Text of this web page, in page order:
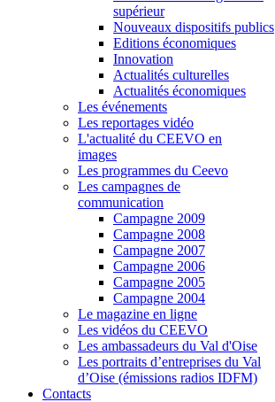
supérieur
Nouveaux dispositifs publics
Editions économiques
Innovation
Actualités culturelles
Actualités économiques
Les événements
Les reportages vidéo
L'actualité du CEEVO en
images
Les programmes du Ceevo
Les campagnes de
communication
Campagne 2009
Campagne 2008
Campagne 2007
Campagne 2006
Campagne 2005
Campagne 2004
Le magazine en ligne
Les vidéos du CEEVO
Les ambassadeurs du Val d'Oise
Les portraits d’entreprises du Val
d’Oise (émissions radios IDFM)
Contacts